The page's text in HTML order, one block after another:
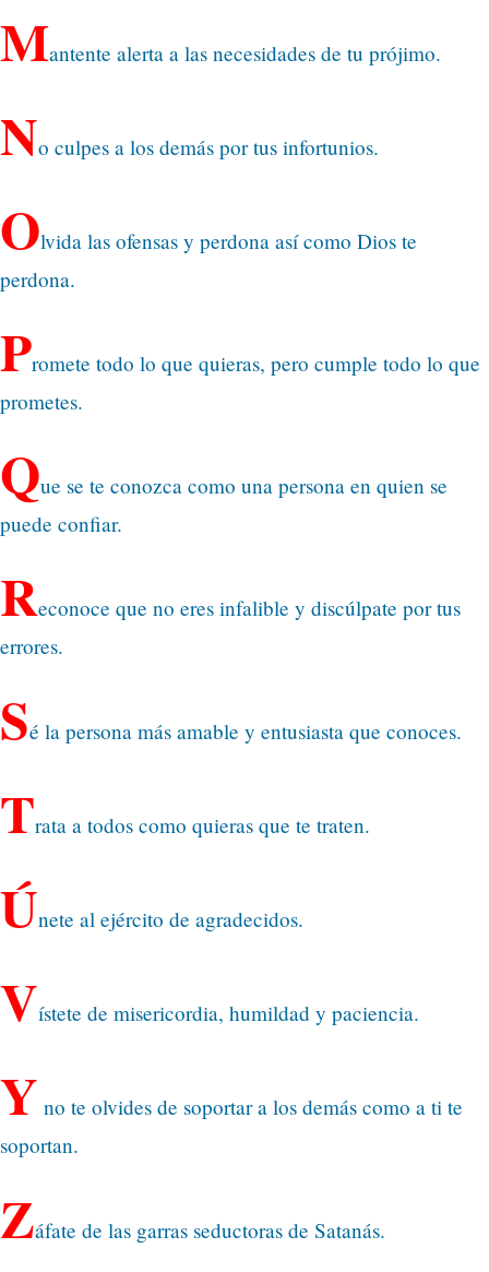
Mantente alerta a las necesidades de tu prójimo.
No culpes a los demás por tus infortunios.
Olvida las ofensas y perdona así como Dios te
perdona.
Promete todo lo que quieras, pero cumple todo lo que
prometes.
Que se te conozca como una persona en quien se
puede confiar.
Reconoce que no eres infalible y discúlpate por tus
errores.
Sé la persona más amable y entusiasta que conoces.
Trata a todos como quieras que te traten.
Únete al ejército de agradecidos.
Vístete de misericordia, humildad y paciencia.
Y no te olvides de soportar a los demás como a ti te
soportan.
Záfate de las garras seductoras de Satanás.